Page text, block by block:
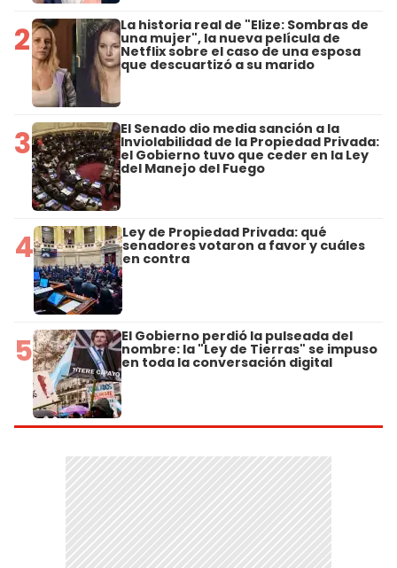
2 La historia real de "Elize: Sombras de
una mujer", la nueva película de
Netflix sobre el caso de una esposa
que descuartizó a su marido
3 El Senado dio media sanción a la
Inviolabilidad de la Propiedad Privada:
el Gobierno tuvo que ceder en la Ley
del Manejo del Fuego
4 Ley de Propiedad Privada: qué
senadores votaron a favor y cuáles
en contra
5 El Gobierno perdió la pulseada del
nombre: la "Ley de Tierras" se impuso
en toda la conversación digital